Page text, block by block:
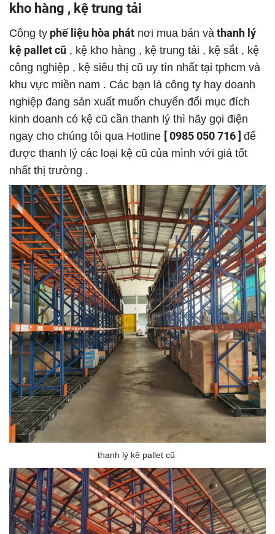
kho hàng , kệ trung tải
Công ty phế liệu hòa phát nơi mua bán và thanh lý
kệ pallet cũ , kệ kho hàng , kệ trung tải , kệ sắt , kệ
công nghiệp , kệ siêu thị cũ uy tín nhất tại tphcm và
khu vực miền nam . Các bạn là công ty hay doanh
nghiệp đang sản xuất muốn chuyển đổi mục đích
kinh doanh có kệ cũ cần thanh lý thì hãy gọi điện
ngay cho chúng tôi qua Hotline [ 0985 050 716 ] để
được thanh lý các loại kệ cũ của mình với giá tốt
nhất thị trường .
thanh lý kệ pallet cũ